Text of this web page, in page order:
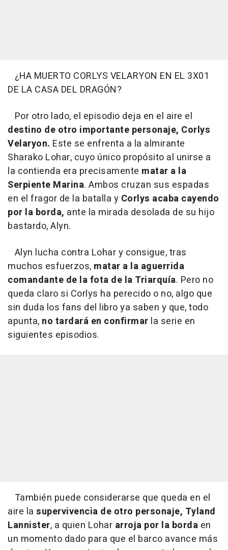
¿HA MUERTO CORLYS VELARYON EN EL 3X01
DE LA CASA DEL DRAGÓN?
Por otro lado, el episodio deja en el aire el
destino de otro importante personaje, Corlys
Velaryon. Este se enfrenta a la almirante
Sharako Lohar, cuyo único propósito al unirse a
la contienda era precisamente matar a la
Serpiente Marina. Ambos cruzan sus espadas
en el fragor de la batalla y Corlys acaba cayendo
por la borda, ante la mirada desolada de su hijo
bastardo, Alyn.
Alyn lucha contra Lohar y consigue, tras
muchos esfuerzos, matar a la aguerrida
comandante de la fota de la Triarquía. Pero no
queda claro si Corlys ha perecido o no, algo que
sin duda los fans del libro ya saben y que, todo
apunta, no tardará en confirmar la serie en
siguientes episodios.
También puede considerarse que queda en el
aire la supervivencia de otro personaje, Tyland
Lannister, a quien Lohar arroja por la borda en
un momento dado para que el barco avance más